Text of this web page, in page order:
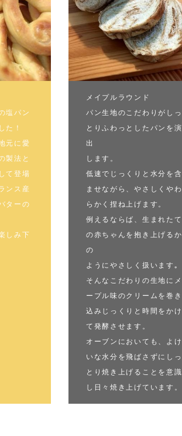
塩パン
た！
元に愛
製法と
て登場
ンス産
ターの
しみ下
メイプルラウンド
パン生地のこだわりがしっ
とりふわっとしたパンを演
出
します。
低速でじっくりと水分を含
ませながら、やさしくやわ
らかく捏ね上げます。
例えるならば、生まれたて
の赤ちゃんを抱き上げるか
の
ようにやさしく扱います｡
そんなこだわりの生地にメ
ープル味のクリームを巻き
込みじっくりと時間をかけ
て発酵させます。
オーブンにおいても、よけ
いな水分を飛ばさずにしっ
とり焼き上げることを意識
し日々焼き上げています。